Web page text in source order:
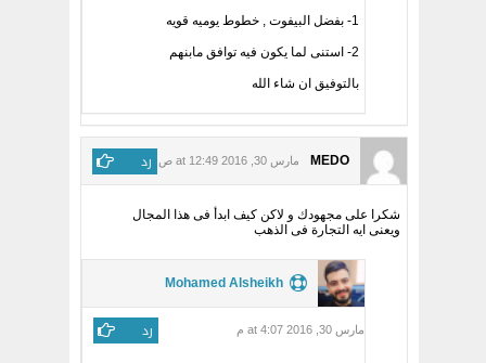
1- بفضل البيفوت , خطوط يوميه قويه
2- استنى لما يكون فيه توافق مابنهم
بالتوفيق ان شاء الله
MEDO مارس 30, 2016 at 12:49 ص رد
شكرا على مجهودك و لاكن كيف ابدأ فى هذا المجال
ويعنى ايه التجارة فى الذهب
Mohamed Alsheikh
مارس 30, 2016 at 4:07 م رد